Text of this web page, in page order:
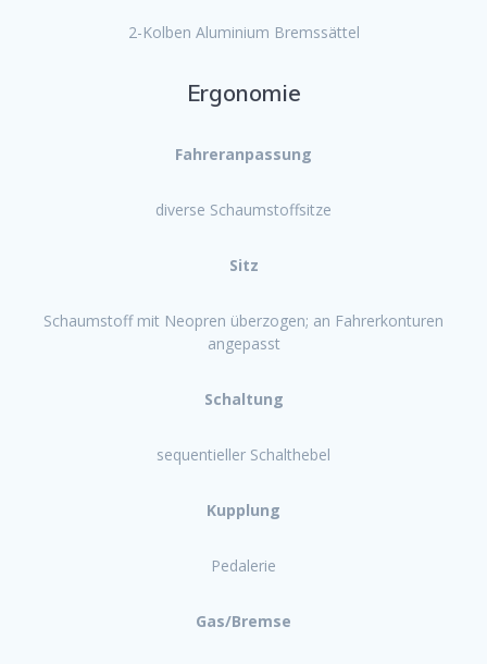
2-Kolben Aluminium Bremssättel
Ergonomie
Fahreranpassung
diverse Schaumstoffsitze
Sitz
Schaumstoff mit Neopren überzogen; an Fahrerkonturen
angepasst
Schaltung
sequentieller Schalthebel
Kupplung
Pedalerie
Gas/Bremse